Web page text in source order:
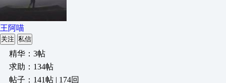
王阿喵
关注 私信
精华：3帖
求助：134帖
帖子：141帖 | 174回